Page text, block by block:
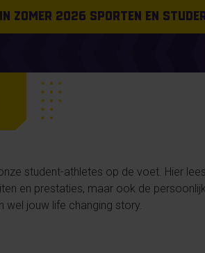
zomer 2026 sporten en
student-athletes op de voet. Hier
en prestaties, maar ook de
wel jouw life changing story.